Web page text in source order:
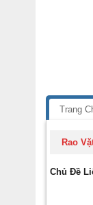
Trang
Rao
Chủ Đề